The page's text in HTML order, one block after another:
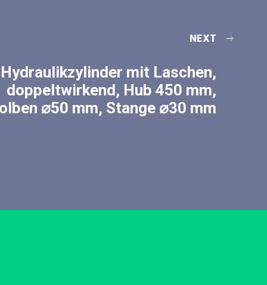
NEXT
Hydraulikzylinder mit Laschen,
doppeltwirkend, Hub 450 mm,
⌀50 mm, Stange ⌀30 mm